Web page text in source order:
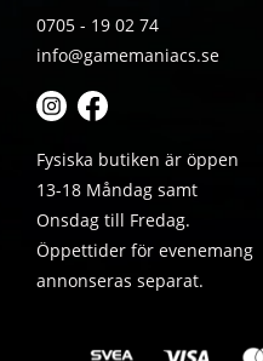
0705 - 19 02 74
info@gamemaniacs.se
Fysiska butiken är öppen
13-18 Måndag samt
Onsdag till Fredag.
Öppettider för evenemang
annonseras separat.